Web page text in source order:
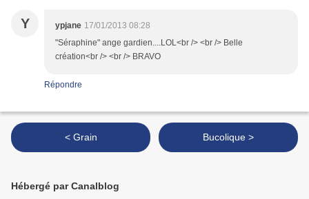
Y ypjane 17/01/2013 08:28
"Séraphine" ange gardien....LOL<br /> <br /> Belle
création<br /> <br /> BRAVO
Répondre
< Grain Bucolique >
Hébergé par Canalblog